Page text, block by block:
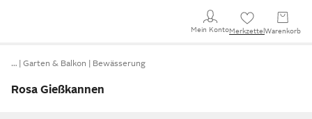
Mein KontoMerkzettel Warenkorb
… Garten & Balkon Bewässerung
Rosa Gießkannen